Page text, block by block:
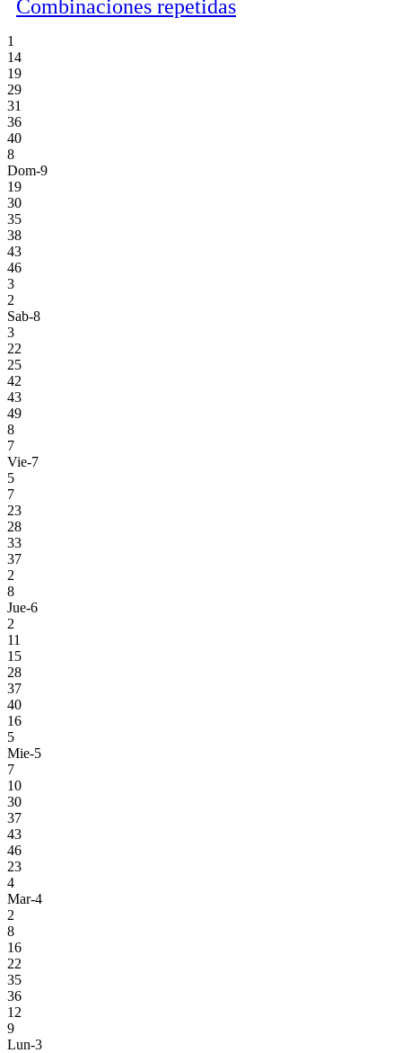
Combinaciones repetidas
1
14
19
29
31
36
40
8
Dom-9
19
30
35
38
43
46
3
2
Sab-8
3
22
25
42
43
49
8
7
Vie-7
5
7
23
28
33
37
2
8
Jue-6
2
11
15
28
37
40
16
5
Mie-5
7
10
30
37
43
46
23
4
Mar-4
2
8
16
22
35
36
12
9
Lun-3